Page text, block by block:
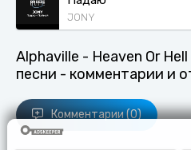
JONY
Alphaville - Heaven Or
песни - комментарии и
Комментарии (0)